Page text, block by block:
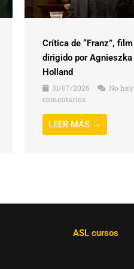
Crítica de “Franz”, film
dirigido por Agnieszka
Holland
31/07/2026
No hay
comentarios
LEER MÁS →
ASL cursos